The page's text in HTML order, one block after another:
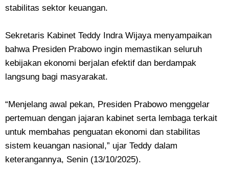
stabilitas sektor keuangan.
Sekretaris Kabinet Teddy Indra Wijaya menyampaikan
bahwa Presiden Prabowo ingin memastikan seluruh
kebijakan ekonomi berjalan efektif dan berdampak
langsung bagi masyarakat.
“Menjelang awal pekan, Presiden Prabowo menggelar
pertemuan dengan jajaran kabinet serta lembaga terkait
untuk membahas penguatan ekonomi dan stabilitas
sistem keuangan nasional,” ujar Teddy dalam
keterangannya, Senin (13/10/2025).